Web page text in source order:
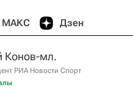
МАКС Дзен
Конов-мл.
РИА Новости Спорт